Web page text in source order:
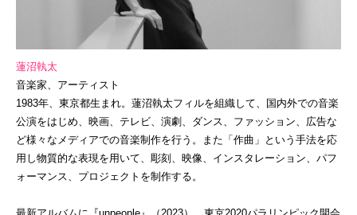
蓮沼執太
音楽家、アーティスト
1983年、東京都生まれ。蓮沼執太フィルを組織して、国内外での音楽
公演をはじめ、映画、テレビ、演劇、ダンス、ファッション、広告な
ど様々なメディアでの音楽制作を行う。また「作曲」という手法を応
用し物質的な表現を用いて、彫刻、映像、インスタレーション、パフ
ォーマンス、プロジェクトを制作する。